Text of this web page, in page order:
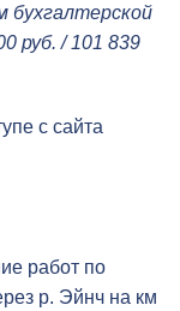
бухгалтерской
руб. / 101 839
с сайта
работ по
р. Эйнч на км